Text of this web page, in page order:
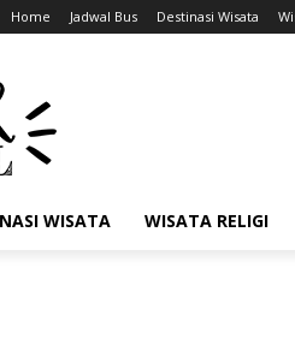
Home Jadwal Bus Destinasi Wisata
WISATA WISATA RELIGI